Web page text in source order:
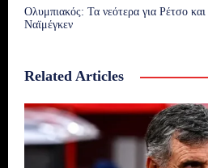
Ολυμπιακός: Τα νεότερα για Ρέτσο
Ναϊμέγκεν
Related Articles